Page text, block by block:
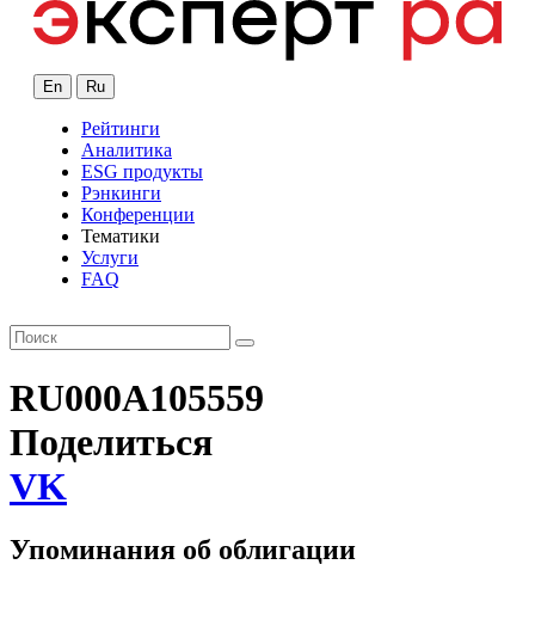
En Ru
Рейтинги
Аналитика
ESG продукты
Рэнкинги
Конференции
Тематики
Услуги
FAQ
RU000A105559
Поделиться
VK
Упоминания об облигации